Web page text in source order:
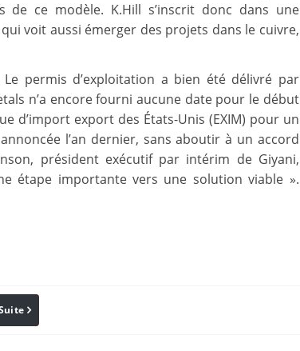
ce modèle. K.Hill s’inscrit donc dans une
voit aussi émerger des projets dans le cuivre,
permis d’exploitation a bien été délivré par
n’a encore fourni aucune date pour le début
d’import export des États-Unis (EXIM) pour un
l’an dernier, sans aboutir à un accord
président exécutif par intérim de Giyani,
étape importante vers une solution viable ».
Pinterest